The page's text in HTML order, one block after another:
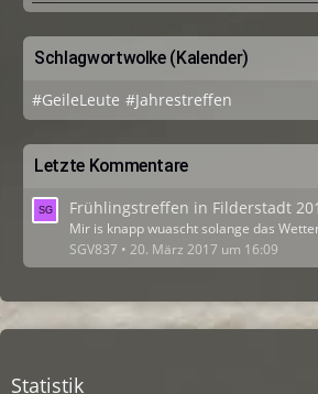
Schlagwortwolke (Kalender)
#GeileLeute #Jahrestreffen
Letzte Kommentare
Frühlingstreffen in Filderstadt
Mir is knapp wuascht solange das
SGV837
20. März 2017 um 16:09
Statistik